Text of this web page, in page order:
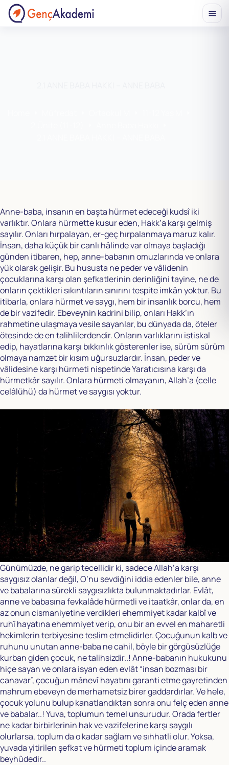
Anne-baba, insanın en başta hürmet edeceği kudsî iki
varlıktır. Onlara hürmette kusur eden, Hakk’a karşı gelmiş
sayılır. Onları hırpalayan, er-geç hırpalanmaya maruz kalır.
İnsan, daha küçük bir canlı hâlinde var olmaya başladığı
günden itibaren, hep, anne-babanın omuzlarında ve onlara
yük olarak gelişir. Bu hususta ne peder ve vâlidenin
çocuklarına karşı olan şefkatlerinin derinliğini tayine, ne de
onların çektikleri sıkıntıların sınırını tespite imkân yoktur. Bu
itibarla, onlara hürmet ve saygı, hem bir insanlık borcu, hem
de bir vazifedir. Ebeveynin kadrini bilip, onları Hakk’ın
rahmetine ulaşmaya vesile sayanlar, bu dünyada da, öteler
ötesinde de en talihlilerdendir. Onların varlıklarını istiskal
edip, hayatlarına karşı bıkkınlık gösterenler ise, sürüm sürüm
olmaya namzet bir kısım uğursuzlardır. İnsan, peder ve
vâlidesine karşı hürmeti nispetinde Yaratıcısına karşı da
hürmetkâr sayılır. Onlara hürmeti olmayanın, Allah’a (celle
celâlühü) da hürmet ve saygısı yoktur.
Günümüzde, ne garip tecellidir ki, sadece Allah’a karşı
saygısız olanlar değil, O’nu sevdiğini iddia edenler bile, anne
ve babalarına sürekli saygısızlıkta bulunmaktadırlar. Evlât,
anne ve babasına fevkalâde hürmetli ve itaatkâr, onlar da, en
az onun cismaniyetine verdikleri ehemmiyet kadar kalbî ve
ruhî hayatına ehemmiyet verip, onu bir an evvel en maharetli
hekimlerin terbiyesine teslim etmelidirler. Çocuğunun kalb ve
ruhunu unutan anne-baba ne cahil, böyle bir görgüsüzlüğe
kurban giden çocuk, ne talihsizdir..! Anne-babanın hukukunu
hiçe sayan ve onlara isyan eden evlât “insan bozması bir
canavar”, çocuğun mânevî hayatını garanti etme gayretinden
mahrum ebeveyn de merhametsiz birer gaddardırlar. Ve hele,
çocuk yolunu bulup kanatlandıktan sonra onu felç eden anne
ve babalar..! Yuva, toplumun temel unsurudur. Orada fertler
ne kadar birbirlerinin hak ve vazifelerine karşı saygılı
olurlarsa, toplum da o kadar sağlam ve sıhhatli olur. Yoksa,
yuvada yitirilen şefkat ve hürmeti toplum içinde aramak
beyhûdedir..